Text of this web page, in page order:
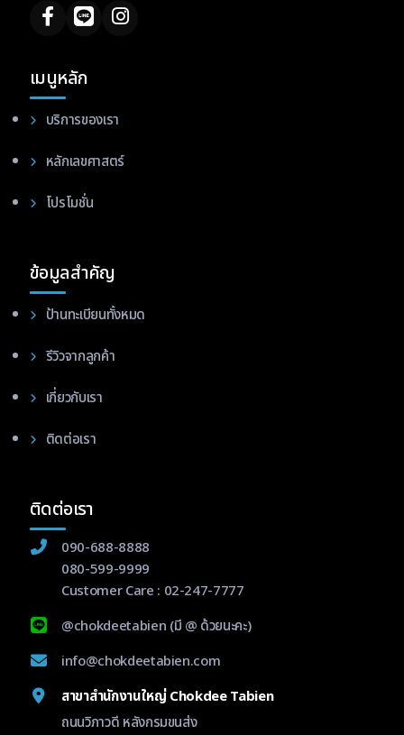
เมนูหลัก
บริการของเรา
หลักเลขศาสตร์
โปรโมชั่น
ข้อมูลสำคัญ
ป้านทะเบียนทั้งหมด
รีวิวจากลูกค้า
เกี่ยวกับเรา
ติดต่อเรา
ติดต่อเรา
090-688-8888
080-599-9999
Customer Care : 02-247-7777
@chokdeetabien (มี @ ด้วยนะคะ)
info@chokdeetabien.com
สาขาสำนักงานใหญ่ Chokdee Tabien
ถนนวิภาวดี หลังกรมขนส่ง